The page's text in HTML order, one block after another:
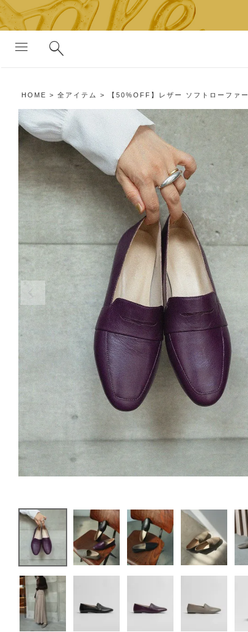
menu search
HOME 全アイテム 【50%OFF】レザー ソフトローファー